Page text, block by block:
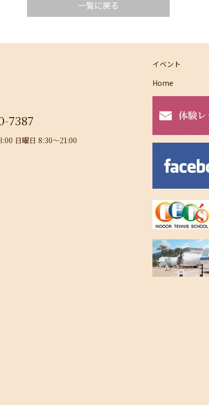
一覧に戻る
7387
日曜日 8:30～21:00
イベント
Home